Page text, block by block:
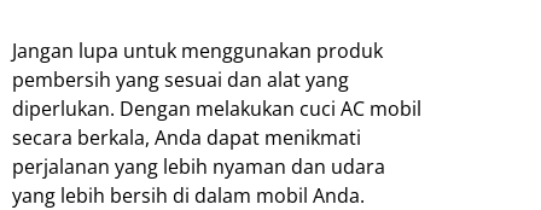
Jangan lupa untuk menggunakan produk
pembersih yang sesuai dan alat yang
diperlukan. Dengan melakukan cuci AC mobil
secara berkala, Anda dapat menikmati
perjalanan yang lebih nyaman dan udara
yang lebih bersih di dalam mobil Anda.